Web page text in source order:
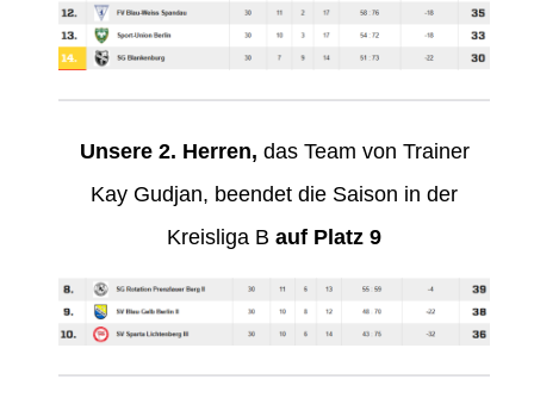
Unsere 2. Herren, das Team von Trainer
Kay Gudjan, beendet die Saison in der
Kreisliga B auf Platz 9